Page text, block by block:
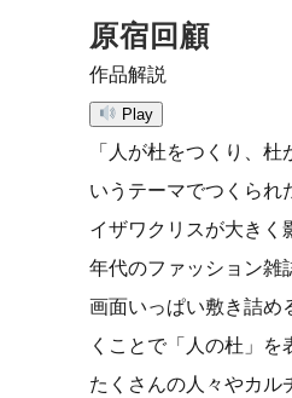
原宿回顧
作品解説
Play
「人が杜をつくり、
いうテーマでつくられ
イザワクリスが大きく
年代のファッション雑
画面いっぱい敷き詰め
くことで「人の杜」を
たくさんの人々やカル